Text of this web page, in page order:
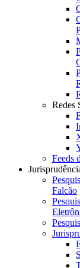
Redes
Feeds
Falcão